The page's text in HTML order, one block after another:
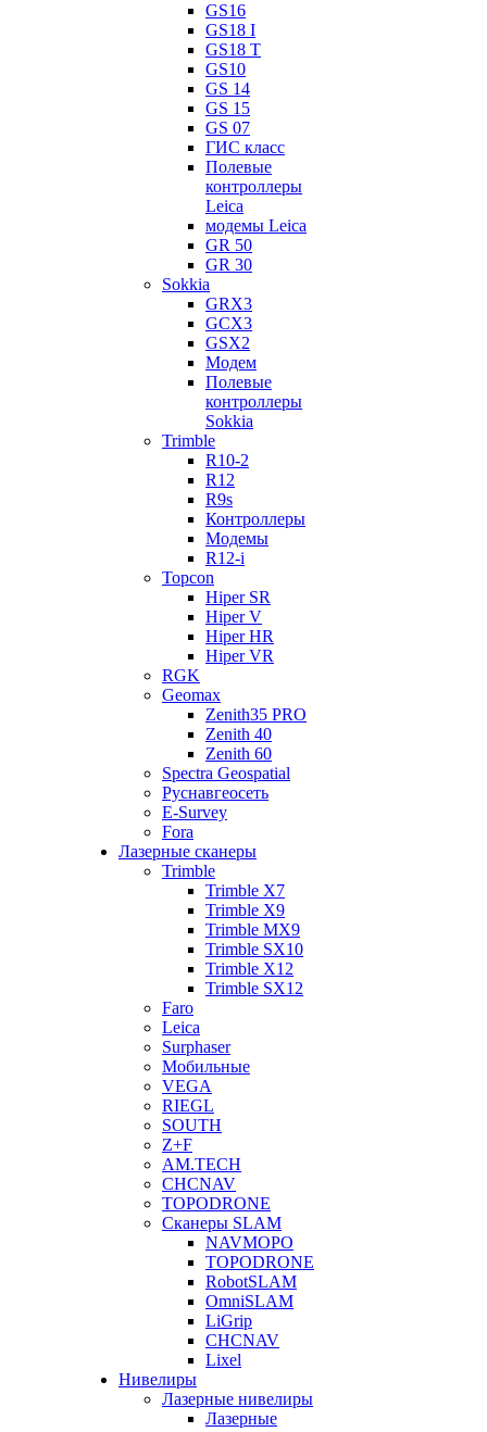
GS16
GS18 I
GS18 T
GS10
GS 14
GS 15
GS 07
ГИС класс
Полевые
контроллеры
Leica
модемы Leica
GR 50
GR 30
Sokkia
GRX3
GCX3
GSX2
Модем
Полевые
контроллеры
Sokkia
Trimble
R10-2
R12
R9s
Контроллеры
Модемы
R12-i
Topcon
Hiper SR
Hiper V
Hiper HR
Hiper VR
RGK
Geomax
Zenith35 PRO
Zenith 40
Zenith 60
Spectra Geospatial
Руснавгеосеть
E-Survey
Fora
Лазерные сканеры
Trimble
Trimble X7
Trimble X9
Trimble MX9
Trimble SX10
Trimble X12
Trimble SX12
Faro
Leica
Surphaser
Мобильные
VEGA
RIEGL
SOUTH
Z+F
AM.TECH
CHCNAV
TOPODRONE
Сканеры SLAM
NAVMOPO
TOPODRONE
RobotSLAM
OmniSLAM
LiGrip
CHCNAV
Lixel
Нивелиры
Лазерные нивелиры
Лазерные